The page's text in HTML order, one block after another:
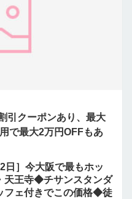
引クーポンあり、最大
で最大2万円OFFもあ
日］今大阪で最もホッ
天王寺◆チサンスタンダ
フェ付きでこの価格◆徒